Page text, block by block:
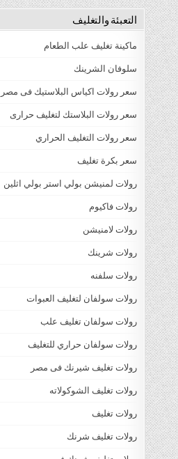
التعبئة والتغليف
ماكينة تغليف علب الطعام
سلوفان الشرينك
سعر رولات اكياس البلاستيك فى مصر
سعر رولات البلاستك لتغليف حرارى
سعر رولات التغليف الحراري
سعر بكرة تغليف
رولات لمنيشن بولي استر بولي اثلين
رولات فاكيوم
رولات لامنيشن
رولات شرينك
رولات سلفنه
رولات سولفان لتغليف العبوات
رولات سولفان تغليف علب
رولات سولفان حراري للتغليف
رولات تغليف شيرنك فى مصر
رولات تغليف الشوكولاته
رولات تغليف
رولات تغليف شرنك